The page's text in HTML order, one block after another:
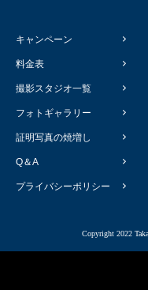
キャンペーン
料金表
撮影スタジオ一覧
フォトギャラリー
証明写真の焼増し
Q＆A
プライバシーポリシー
Copyright 2022